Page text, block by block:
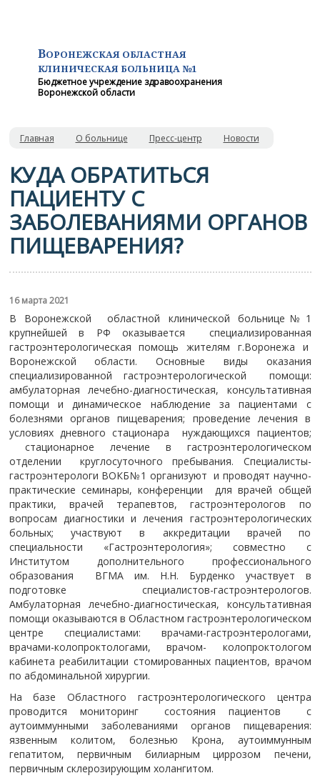
ВОРОНЕЖСКАЯ ОБЛАСТНАЯ
КЛИНИЧЕСКАЯ БОЛЬНИЦА №1
Бюджетное учреждение здравоохранения
Воронежской области
Главная О больнице Пресс-центр Новости
КУДА ОБРАТИТЬСЯ
ПАЦИЕНТУ С
ЗАБОЛЕВАНИЯМИ ОРГАНОВ
ПИЩЕВАРЕНИЯ?
16 марта 2021
В Воронежской областной клинической больнице№1
крупнейшей в РФ оказывается специализированная
гастроэнтерологическая помощь жителям г.Воронежа и
Воронежской области. Основные виды оказания
специализированной гастроэнтерологической помощи:
амбулаторная лечебно-диагностическая, консультативная
помощи и динамическое наблюдение за пациентами с
болезнями органов пищеварения; проведение лечения в
условиях дневного стационара нуждающихся пациентов;
стационарное лечение в гастроэнтерологическом
отделении круглосуточного пребывания. Специалисты-
гастроэнтерологи ВОКБ№1 организуют и проводят научно-
практические семинары, конференции для врачей общей
практики, врачей терапевтов, гастроэнтерологов по
вопросам диагностики и лечения гастроэнтерологических
больных; участвуют в аккредитации врачей по
специальности «Гастроэнтерология»; совместно с
Институтом дополнительного профессионального
образования ВГМА им. Н.Н. Бурденко участвует в
подготовке специалистов-гастроэнтерологов.
Амбулаторная лечебно-диагностическая, консультативная
помощи оказываются в Областном гастроэнтерологическом
центре специалистами: врачами-гастроэнтерологами,
врачами-колопроктологами, врачом- колопроктологом
кабинета реабилитации стомированных пациентов, врачом
по абдоминальной хирургии.
На базе Областного гастроэнтерологического центра
проводится мониторинг состояния пациентов с
аутоиммунными заболеваниями органов пищеварения:
язвенным колитом, болезнью Крона, аутоиммунным
гепатитом, первичным билиарным циррозом печени,
первичным склерозирующим холангитом.